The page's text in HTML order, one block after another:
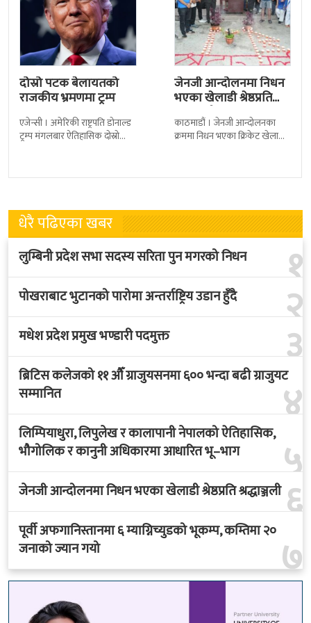
दोस्रो पटक बेलायतको
राजकीय भ्रमणमा ट्रम्प
एजेन्सी । अमेरिकी राष्ट्रपति डोनाल्ड
ट्रम्प मंगलबार ऐतिहासिक दोस्रो
बेलायत सरकारले
जेनजी आन्दोलनमा निधन
भएका खेलाडी श्रेष्ठप्रति
श्रद्धाञ्जली
काठमाडौं । जेनजी आन्दोलनका
क्रममा निधन भएका क्रिकेट खेलाडी
त्रिपुरेश्वरस्थीत राष्ट्रिय खेलकुद
धेरै पढिएका खबर
१
लुम्बिनी प्रदेश सभा सदस्य सरिता पुन मगरको निधन
२
पोखराबाट भुटानको पारोमा अन्तर्राष्ट्रिय उडान हुँदै
३
मधेश प्रदेश प्रमुख भण्डारी पदमुक्त
४
ब्रिटिस कलेजको ११ औँ ग्राजुयसनमा ६०० भन्दा बढी ग्राजुयट
सम्मानित
५
लिम्पियाधुरा, लिपुलेख र कालापानी नेपालको ऐतिहासिक,
भौगोलिक र कानुनी अधिकारमा आधारित भू–भाग
६
जेनजी आन्दोलनमा निधन भएका खेलाडी श्रेष्ठप्रति श्रद्धाञ्जली
७
पूर्वी अफगानिस्तानमा ६ म्याग्निच्युडको भूकम्प, कम्तिमा २०
जनाको ज्यान गयो